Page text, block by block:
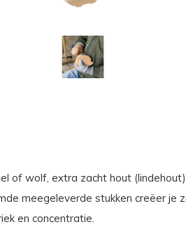
of wolf, extra zacht hout
meegeleverde stukken creëer je
en concentratie.